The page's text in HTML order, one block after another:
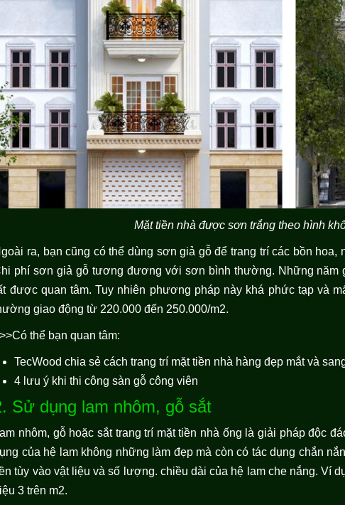
Mặt tiền nhà được sơn trắng theo hình
ra, bạn cũng có thể dùng sơn giả gỗ để trang trí các bồn
phí sơn giả gỗ tương đương với sơn bình thường. Những năm
được quan tâm. Tuy nhiên phương pháp này khá phức tạp và
giao động từ 220.000 đến 250.000/m2.
thể bạn quan tâm:
TecWood chia sẻ cách trang trí mặt tiền nhà hàng đẹp mắt và
4 lưu ý khi thi công sàn gỗ công viên
Sử dụng lam nhôm, gỗ sắt
nhôm, gỗ hoặc sắt trang trí mặt tiền nhà ống là giải pháp độc
của hệ lam không những làm đẹp mà còn có tác dụng chắn
tùy vào vật liệu và số lượng. chiều dài của hệ lam che nắng. Ví
3 trên m2.